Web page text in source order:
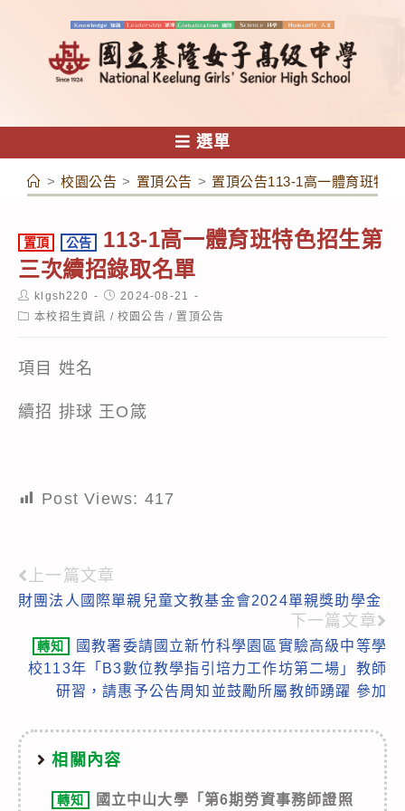
容
選單
> 校園公告 > 置頂公告 > 置頂公告113-1高一體育班特
置頂 公告
113-1高一體育班特色招生第
三次續招錄取名單
Post
author:
klgsh220
Post
published:
2024-08-21
Post本校招生資訊 / 校園公告 / 置頂公告
項目 姓名
續招 排球 王O箴
Post Views: 417
Read
more
articles
上一篇文章
財團法人國際單親兒童文教基金會2024單親獎助學金
下一篇文章
轉知
國教署委請國立新竹科學園區實驗高級中等學
校113年「B3數位教學指引培力工作坊第二場」教師
研習，請惠予公告周知並鼓勵所屬教師踴躍 參加
相關內容
轉知 國立中山大學「第6期勞資事務師證照